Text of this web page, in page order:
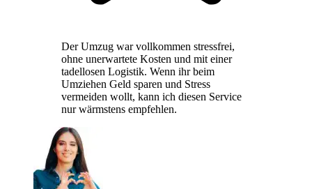
Der Umzug war vollkommen stressfrei,
ohne unerwartete Kosten und mit einer
tadellosen Logistik. Wenn ihr beim
Umziehen Geld sparen und Stress
vermeiden wollt, kann ich diesen Service
nur wärmstens empfehlen.